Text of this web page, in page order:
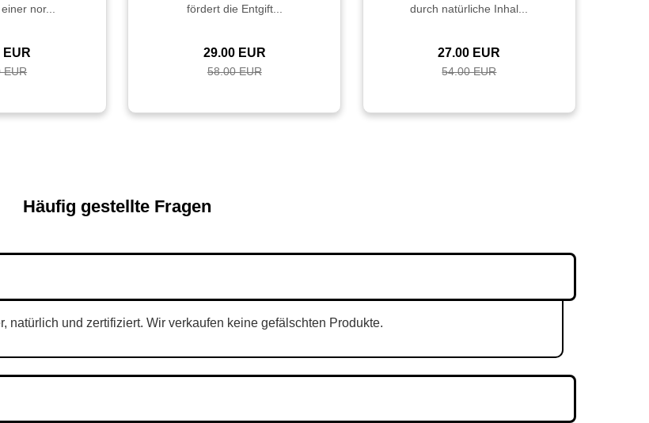
nor...
EUR
EUR
fördert die Entgift...
29.00 EUR
58.00 EUR
durch natürliche Inhal...
27.00 EUR
54.00 EUR
Häufig gestellte Fragen
und zertifiziert. Wir verkaufen keine gefälschten Produkte.